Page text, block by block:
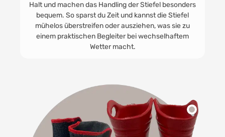
besonders
Socken-in-die-Stiefel-Gerutsche. Wenn es
wird oder du ihn reinigen möchtest, kannst
einfach herausnehmen und dann wartet
dazugehörige Sommersohle auf ihren